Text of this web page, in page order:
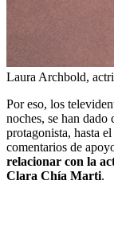
Laura Archbold,
Por eso, los
noches, se han dado
protagonista, hasta
comentarios de
relacionar con la
Clara Chía Marti.